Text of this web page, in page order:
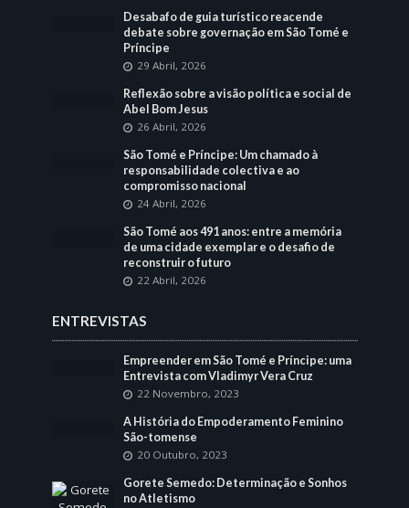
Desabafo de guia turístico reacende
debate sobre governação em São Tomé e
Príncipe
29 Abril, 2026
Reflexão sobre a visão política e social de
Abel Bom Jesus
26 Abril, 2026
São Tomé e Príncipe: Um chamado à
responsabilidade colectiva e ao
compromisso nacional
24 Abril, 2026
São Tomé aos 491 anos: entre a memória
de uma cidade exemplar e o desafio de
reconstruir o futuro
22 Abril, 2026
ENTREVISTAS
Empreender em São Tomé e Príncipe: uma
Entrevista com Vladimyr Vera Cruz
22 Novembro, 2023
A História do Empoderamento Feminino
São-tomense
20 Outubro, 2023
Gorete Semedo: Determinação e Sonhos
no Atletismo